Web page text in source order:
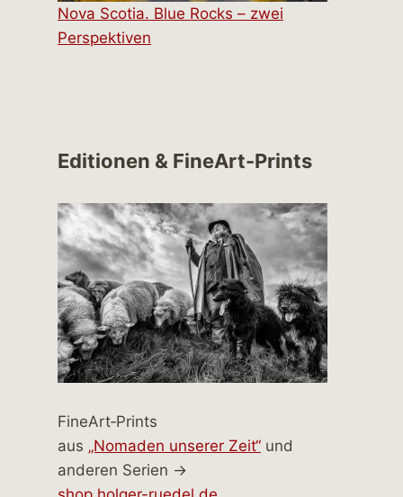
Nova Scotia. Blue Rocks – zwei
Perspektiven
Editionen & FineArt-Prints
FineArt‑Prints
aus „Nomaden unserer Zeit“ und
anderen Serien →